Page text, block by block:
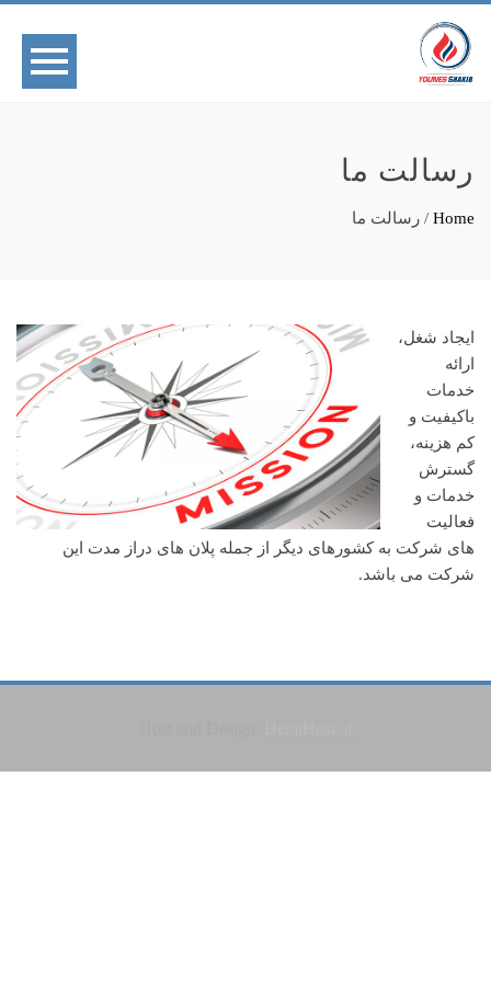
رسالت ما
Home
/ رسالت ما
ایجاد شغل،
ارائه
خدمات
باکیفیت و
کم هزینه،
گسترش
خدمات و
فعالیت
های شرکت به کشورهای دیگر از جمله پلان های دراز مدت این
شرکت می باشد.